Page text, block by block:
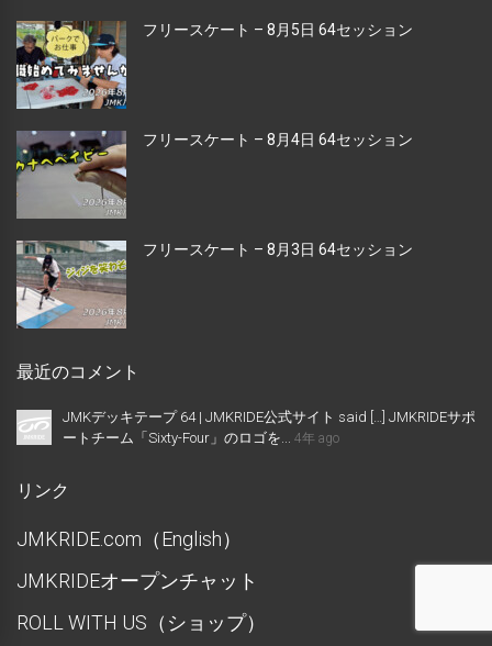
フリースケート – 8月5日 64セッション
フリースケート – 8月4日 64セッション
フリースケート – 8月3日 64セッション
最近のコメント
JMKデッキテープ 64 | JMKRIDE公式サイト said […] JMKRIDEサポ
ートチーム「Sixty-Four」のロゴを... 4年 ago
リンク
JMKRIDE.com（English）
JMKRIDEオープンチャット
ROLL WITH US（ショップ）